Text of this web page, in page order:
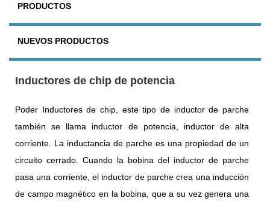
PRODUCTOS
NUEVOS PRODUCTOS
Inductores de chip de potencia
Poder Inductores de chip, este tipo de inductor de parche
también se llama inductor de potencia, inductor de alta
corriente. La inductancia de parche es una propiedad de un
circuito cerrado. Cuando la bobina del inductor de parche
pasa una corriente, el inductor de parche crea una inducción
de campo magnético en la bobina, que a su vez genera una